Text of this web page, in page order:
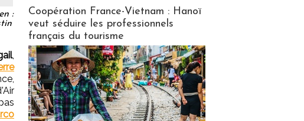
:
,
Coopération France-Vietnam : Hanoï
veut séduire les professionnels
français du tourisme